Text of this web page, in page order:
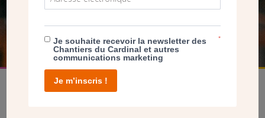
FAIRE UN DON
Je souhaite recevoir la newsletter des
Chantiers du Cardinal et autres
communications marketing
*
Je m’inscris !